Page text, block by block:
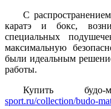
С
каратэ и бокс,
специальных
максимальную
были идеальным
работы.
Купить
sport.ru/collection/budo-